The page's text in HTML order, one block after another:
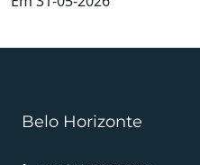
Belo Horizonte